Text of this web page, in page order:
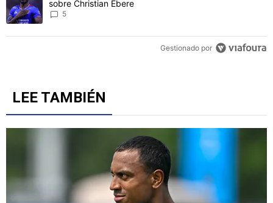
sobre Christian Ebere
5
Gestionado por
LEE TAMBIÉN